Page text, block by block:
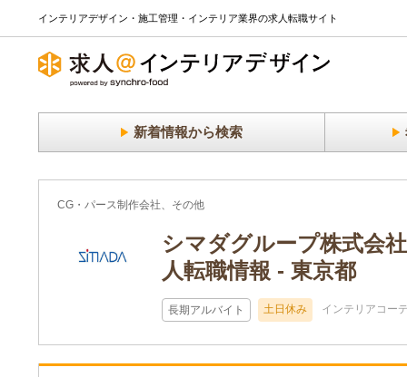
インテリアデザイン・施工管理・インテリア業界の求人転職サイト
新着情報から検索
CG・パース制作会社、その他
シマダグループ株式会
人転職情報 - 東京都
長期アルバイト 土日休み インテリアコー